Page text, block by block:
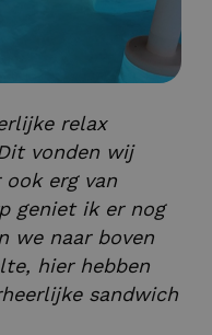
relax
vonden wij
erg van
geniet ik er nog
we naar boven
hier hebben
sandwich